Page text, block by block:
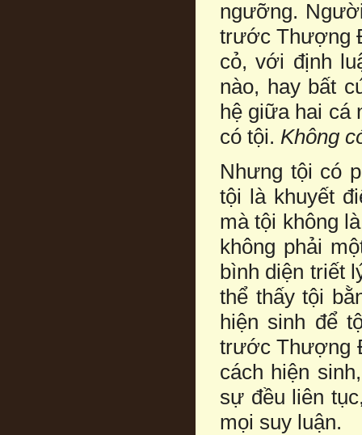
ngưỡng.
trước Thượng
cỏ, với định
nào, hay bất
hệ giữa hai cá
có tội. Không
Nhưng tội có
tội là khuyết
mà tội không
không phải
bình diện triết
thể thấy tội
hiện sinh để
trước Thượng
cách hiện
sự đều liên
mọi suy luận.